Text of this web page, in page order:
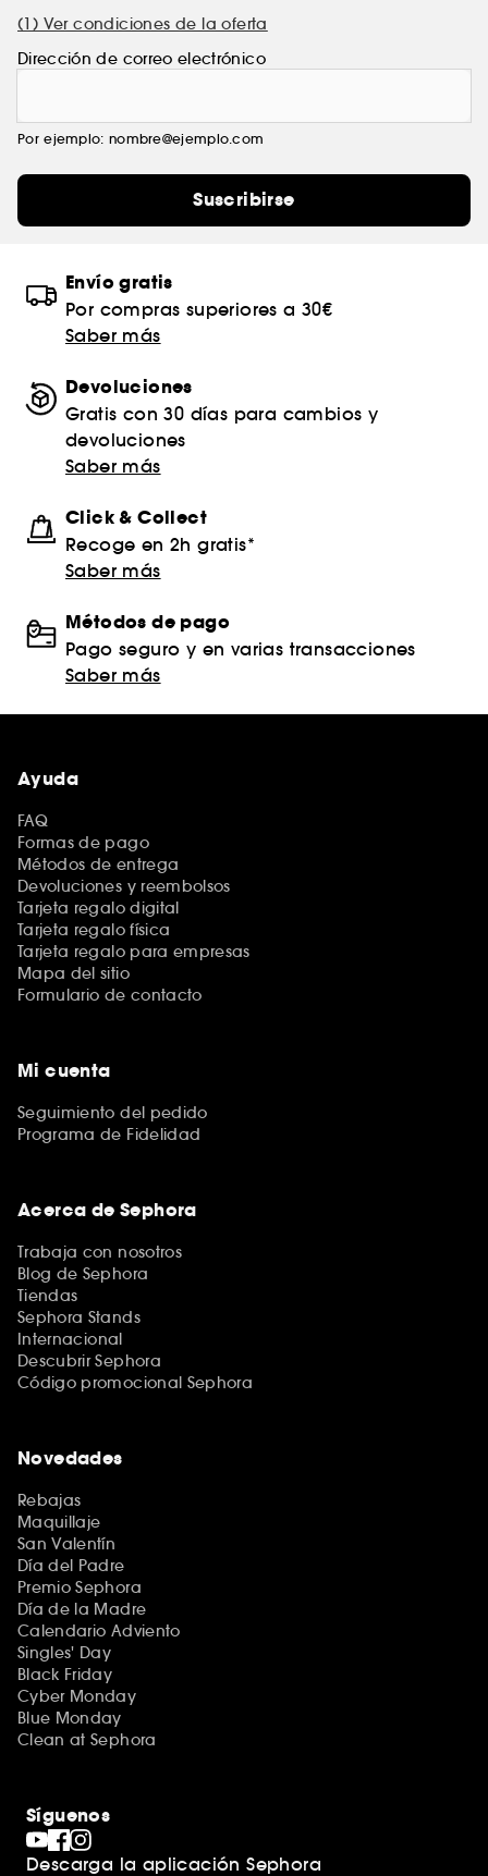
(1) Ver condiciones de la oferta
Dirección de correo electrónico
Por ejemplo: nombre@ejemplo.com
Suscribirse
Envío gratis
Por compras superiores a 30€
Saber más
Devoluciones
Gratis con 30 días para cambios y
devoluciones
Saber más
Click & Collect
Recoge en 2h gratis*
Saber más
Métodos de pago
Pago seguro y en varias transacciones
Saber más
Ayuda
FAQ
Formas de pago
Métodos de entrega
Devoluciones y reembolsos
Tarjeta regalo digital
Tarjeta regalo física
Tarjeta regalo para empresas
Mapa del sitio
Formulario de contacto
Mi cuenta
Seguimiento del pedido
Programa de Fidelidad
Acerca de Sephora
Trabaja con nosotros
Blog de Sephora
Tiendas
Sephora Stands
Internacional
Descubrir Sephora
Código promocional Sephora
Novedades
Rebajas
Maquillaje
San Valentín
Día del Padre
Premio Sephora
Día de la Madre
Calendario Adviento
Singles' Day
Black Friday
Cyber Monday
Blue Monday
Clean at Sephora
Síguenos
Descarga la aplicación Sephora